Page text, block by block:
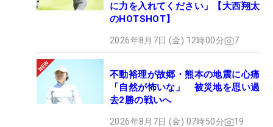
に力を入れてください」【大西翔太
のHOTSHOT】
2026年8月7日 (金) 12時00分 7
不動裕理が故郷・熊本の地震に心痛
「自然が怖いな」 被災地を思い過
去2勝の戦いへ
2026年8月7日 (金) 07時50分 19